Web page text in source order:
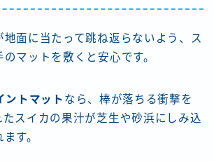
面に当たって跳ね返らないよう、ス
マットを敷くと安心です。
ントマット なら、棒が落ちる衝撃を
たスイカの果汁が芝生や砂浜にしみ込
す。